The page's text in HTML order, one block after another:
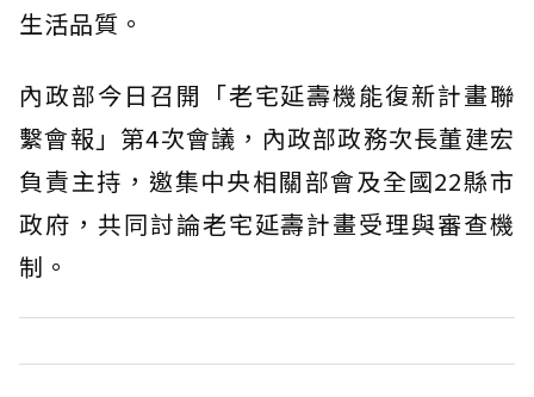
生活品質。
內政部今日召開「老宅延壽機能復新計畫聯
繫會報」第4次會議，內政部政務次長董建宏
負責主持，邀集中央相關部會及全國22縣市
政府，共同討論老宅延壽計畫受理與審查機
制。